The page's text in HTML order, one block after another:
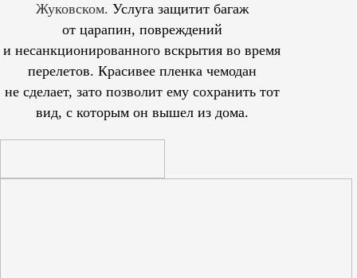
Жуковском. Услуга защитит багаж
от царапин, повреждений
и несанкционированного вскрытия во время
перелетов. Красивее пленка чемодан
не сделает, зато позволит ему сохранить тот
вид, с которым он вышел из дома.